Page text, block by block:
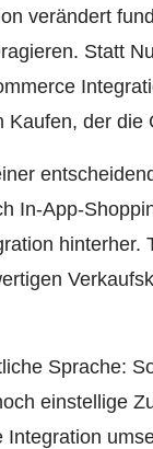
verändert
Statt
der
In-App-
Sprache:
einstellige